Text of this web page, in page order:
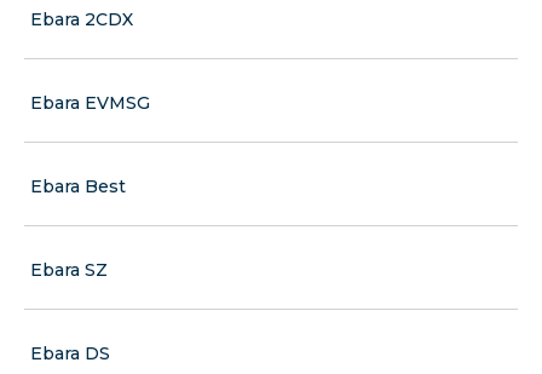
Ebara 2CDX
Ebara EVMSG
Ebara Best
Ebara SZ
Ebara DS